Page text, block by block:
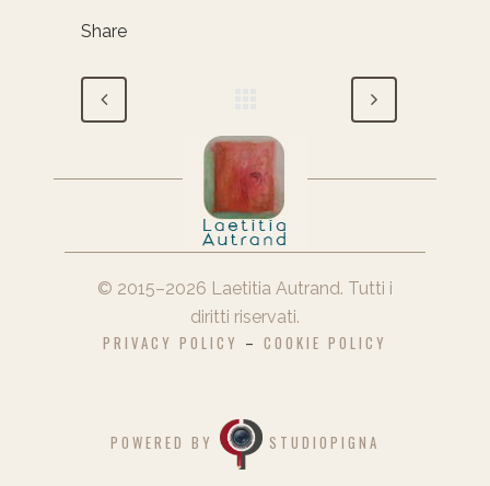
Share
© 2015–2026 Laetitia Autrand. Tutti i
diritti riservati.
PRIVACY POLICY – COOKIE POLICY
POWERED BY STUDIOPIGNA